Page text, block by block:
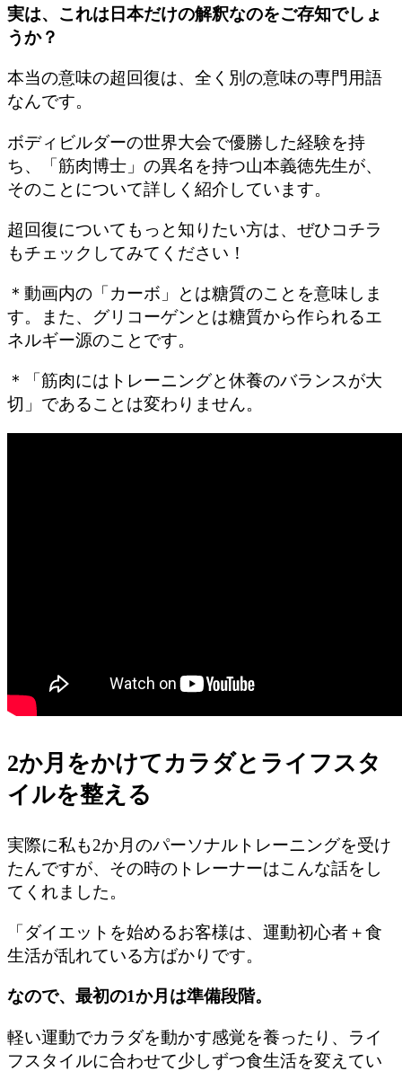
実は、これは日本だけの解釈なのをご存知でしょ
うか？
本当の意味の超回復は、全く別の意味の専門用語
なんです。
ボディビルダーの世界大会で優勝した経験を持
ち、「筋肉博士」の異名を持つ山本義徳先生が、
そのことについて詳しく紹介しています。
超回復についてもっと知りたい方は、ぜひコチラ
もチェックしてみてください！
＊動画内の「カーボ」とは糖質のことを意味しま
す。また、グリコーゲンとは糖質から作られるエ
ネルギー源のことです。
＊「筋肉にはトレーニングと休養のバランスが大
切」であることは変わりません。
2か月をかけてカラダとライフスタ
イルを整える
実際に私も2か月のパーソナルトレーニングを受け
たんですが、その時のトレーナーはこんな話をし
てくれました。
「ダイエットを始めるお客様は、運動初心者＋食
生活が乱れている方ばかりです。
なので、最初の1か月は準備段階。
軽い運動でカラダを動かす感覚を養ったり、ライ
フスタイルに合わせて少しずつ食生活を変えてい